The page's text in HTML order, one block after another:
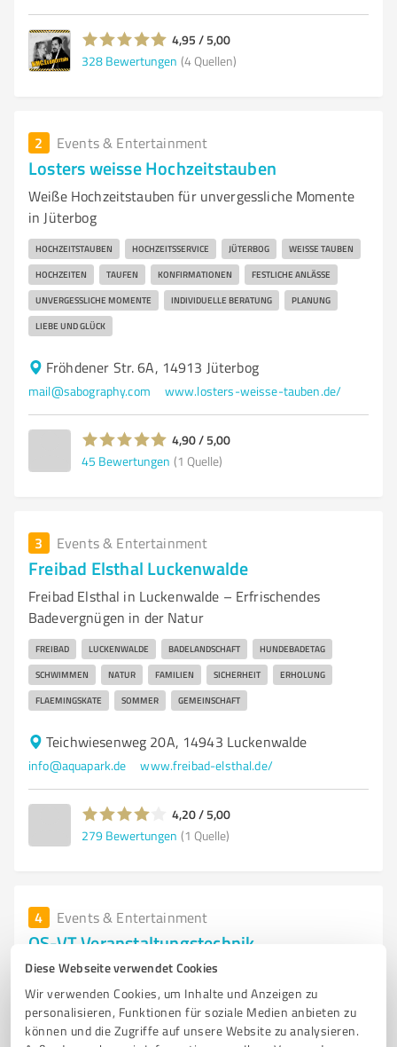
Diese Webseite verwendet Cookies
Wir verwenden Cookies, um Inhalte und Anzeigen zu
personalisieren, Funktionen für soziale Medien anbieten zu
können und die Zugriffe auf unsere Website zu analysieren.
4,95 / 5,00
328 Bewertungen (4 Quellen)
2 Events & Entertainment
Losters weisse Hochzeitstauben
Weiße Hochzeitstauben für unvergessliche Momente
in Jüterbog
HOCHZEITSTAUBEN HOCHZEITSSERVICE JÜTERBOG WEISSE TAUBEN
HOCHZEITEN TAUFEN KONFIRMATIONEN FESTLICHE ANLÄSSE
UNVERGESSLICHE MOMENTE INDIVIDUELLE BERATUNG PLANUNG
LIEBE UND GLÜCK
Fröhdener Str. 6A, 14913 Jüterbog
mail@sabography.com www.losters-weisse-tauben.de/
4,90 / 5,00
45 Bewertungen (1 Quelle)
3 Events & Entertainment
Freibad Elsthal Luckenwalde
Freibad Elsthal in Luckenwalde – Erfrischendes
Badevergnügen in der Natur
FREIBAD LUCKENWALDE BADELANDSCHAFT HUNDEBADETAG
SCHWIMMEN NATUR FAMILIEN SICHERHEIT ERHOLUNG
FLAEMINGSKATE SOMMER GEMEINSCHAFT
Teichwiesenweg 20A, 14943 Luckenwalde
info@aquapark.de www.freibad-elsthal.de/
4,20 / 5,00
279 Bewertungen (1 Quelle)
4 Events & Entertainment
OS-VT Veranstaltungstechnik
Professionelle Veranstaltungstechnik-Dienstleistungen
in Jüterbog für Ihr Event
EVENTPLANUNG